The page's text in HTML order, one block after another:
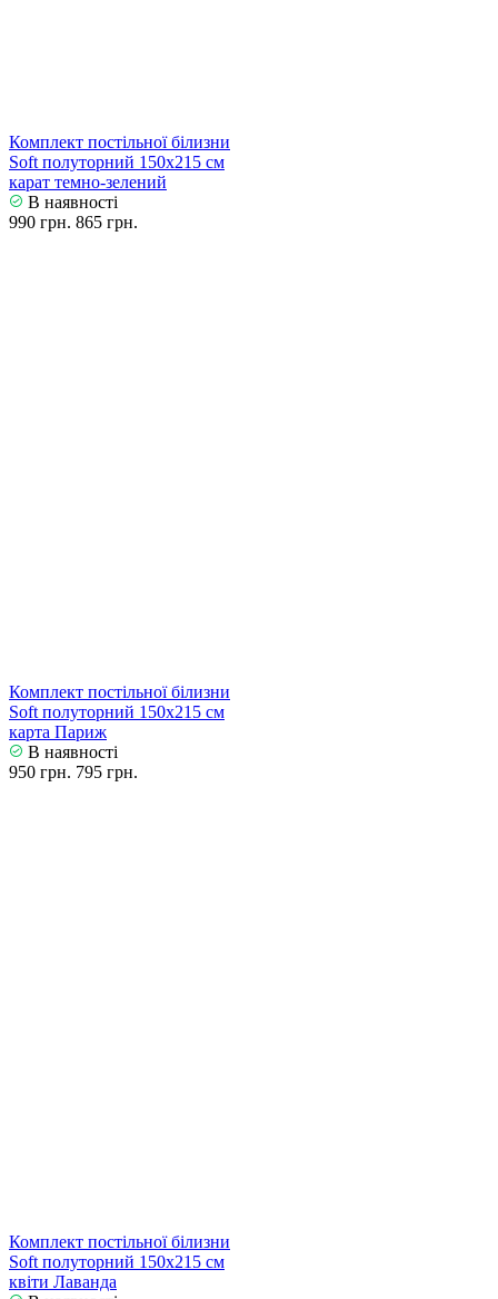
Комплект постільної білизни
Soft полуторний 150х215 см
карат темно-зелений
В наявності
990 грн. 865 грн.
Комплект постільної білизни
Soft полуторний 150х215 см
карта Париж
В наявності
950 грн. 795 грн.
Комплект постільної білизни
Soft полуторний 150х215 см
квіти Лаванда